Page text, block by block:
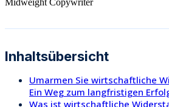
Midweight Copywriter
Inhaltsübersicht
Umarmen Sie wirtschaftliche
Ein Weg zum langfristigen
Was ist wirtschaftliche